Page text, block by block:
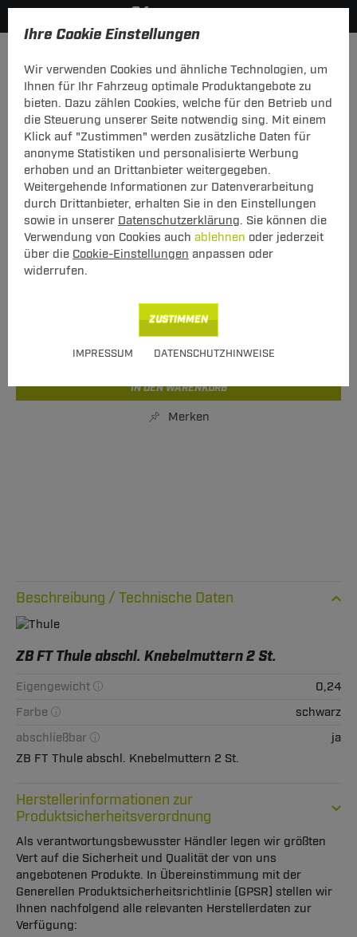
Ihre Cookie Einstellungen
Wir verwenden Cookies und ähnliche Technologien, um
Ihnen für Ihr Fahrzeug optimale Produktangebote zu
bieten. Dazu zählen Cookies, welche für den Betrieb und
die Steuerung unserer Seite notwendig sing. Mit einem
Klick auf "Zustimmen" werden zusätzliche Daten für
anonyme Statistiken und personalisierte Werbung
erhoben und an Drittanbieter weitergegeben.
Weitergehende Informationen zur Datenverarbeitung
durch Drittanbieter, erhalten Sie in den Einstellungen
sowie in unserer Datenschutzerklärung. Sie können die
Verwendung von Cookies auch ablehnen oder jederzeit
über die Cookie-Einstellungen anpassen oder
widerrufen.
IMPRESSUM DATENSCHUTZHINWEISE
ZUSTIMMEN
vorheriger Artikel nächster Artikel
ZB FT Thule abschl. Knebelmuttern 2 St.
ZB FT Thule abschl. Knebelmuttern 2 St.
Art.-Nr.
T24SZ006-1
Unser Preis
Express Lieferung
IN DEN WARENKORB
Merken
Technische Daten
ZB FT Thule abschl. Knebelmuttern 2 St.
Eigengewicht
0,24
Farbe
schwarz
abschließbar
ja
ZB FT Thule abschl. Knebelmuttern 2 St.
Herstellerinformationen zur
Produktsicherheitsverordnung
Als verantwortungsbewusster Händler legen wir größten
Vert auf die Sicherheit und Qualität der von uns
angebotenen Produkte. In Übereinstimmung mit der
Generellen Produktsicherheitsrichtlinie (GPSR) stellen wir
Ihnen nachfolgend alle relevanten Herstellerdaten zur
Verfügung: